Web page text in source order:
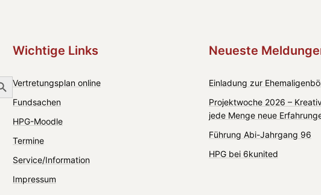
Search Button
Wichtige Links
Vertretungsplan online
Fundsachen
HPG-Moodle
Termine
Service/Information
Impressum
Neueste
Einladung zur
Projektwoche 2026 –
jede Menge neue
Führung Abi-Jahrgang 96
HPG bei 6kunited